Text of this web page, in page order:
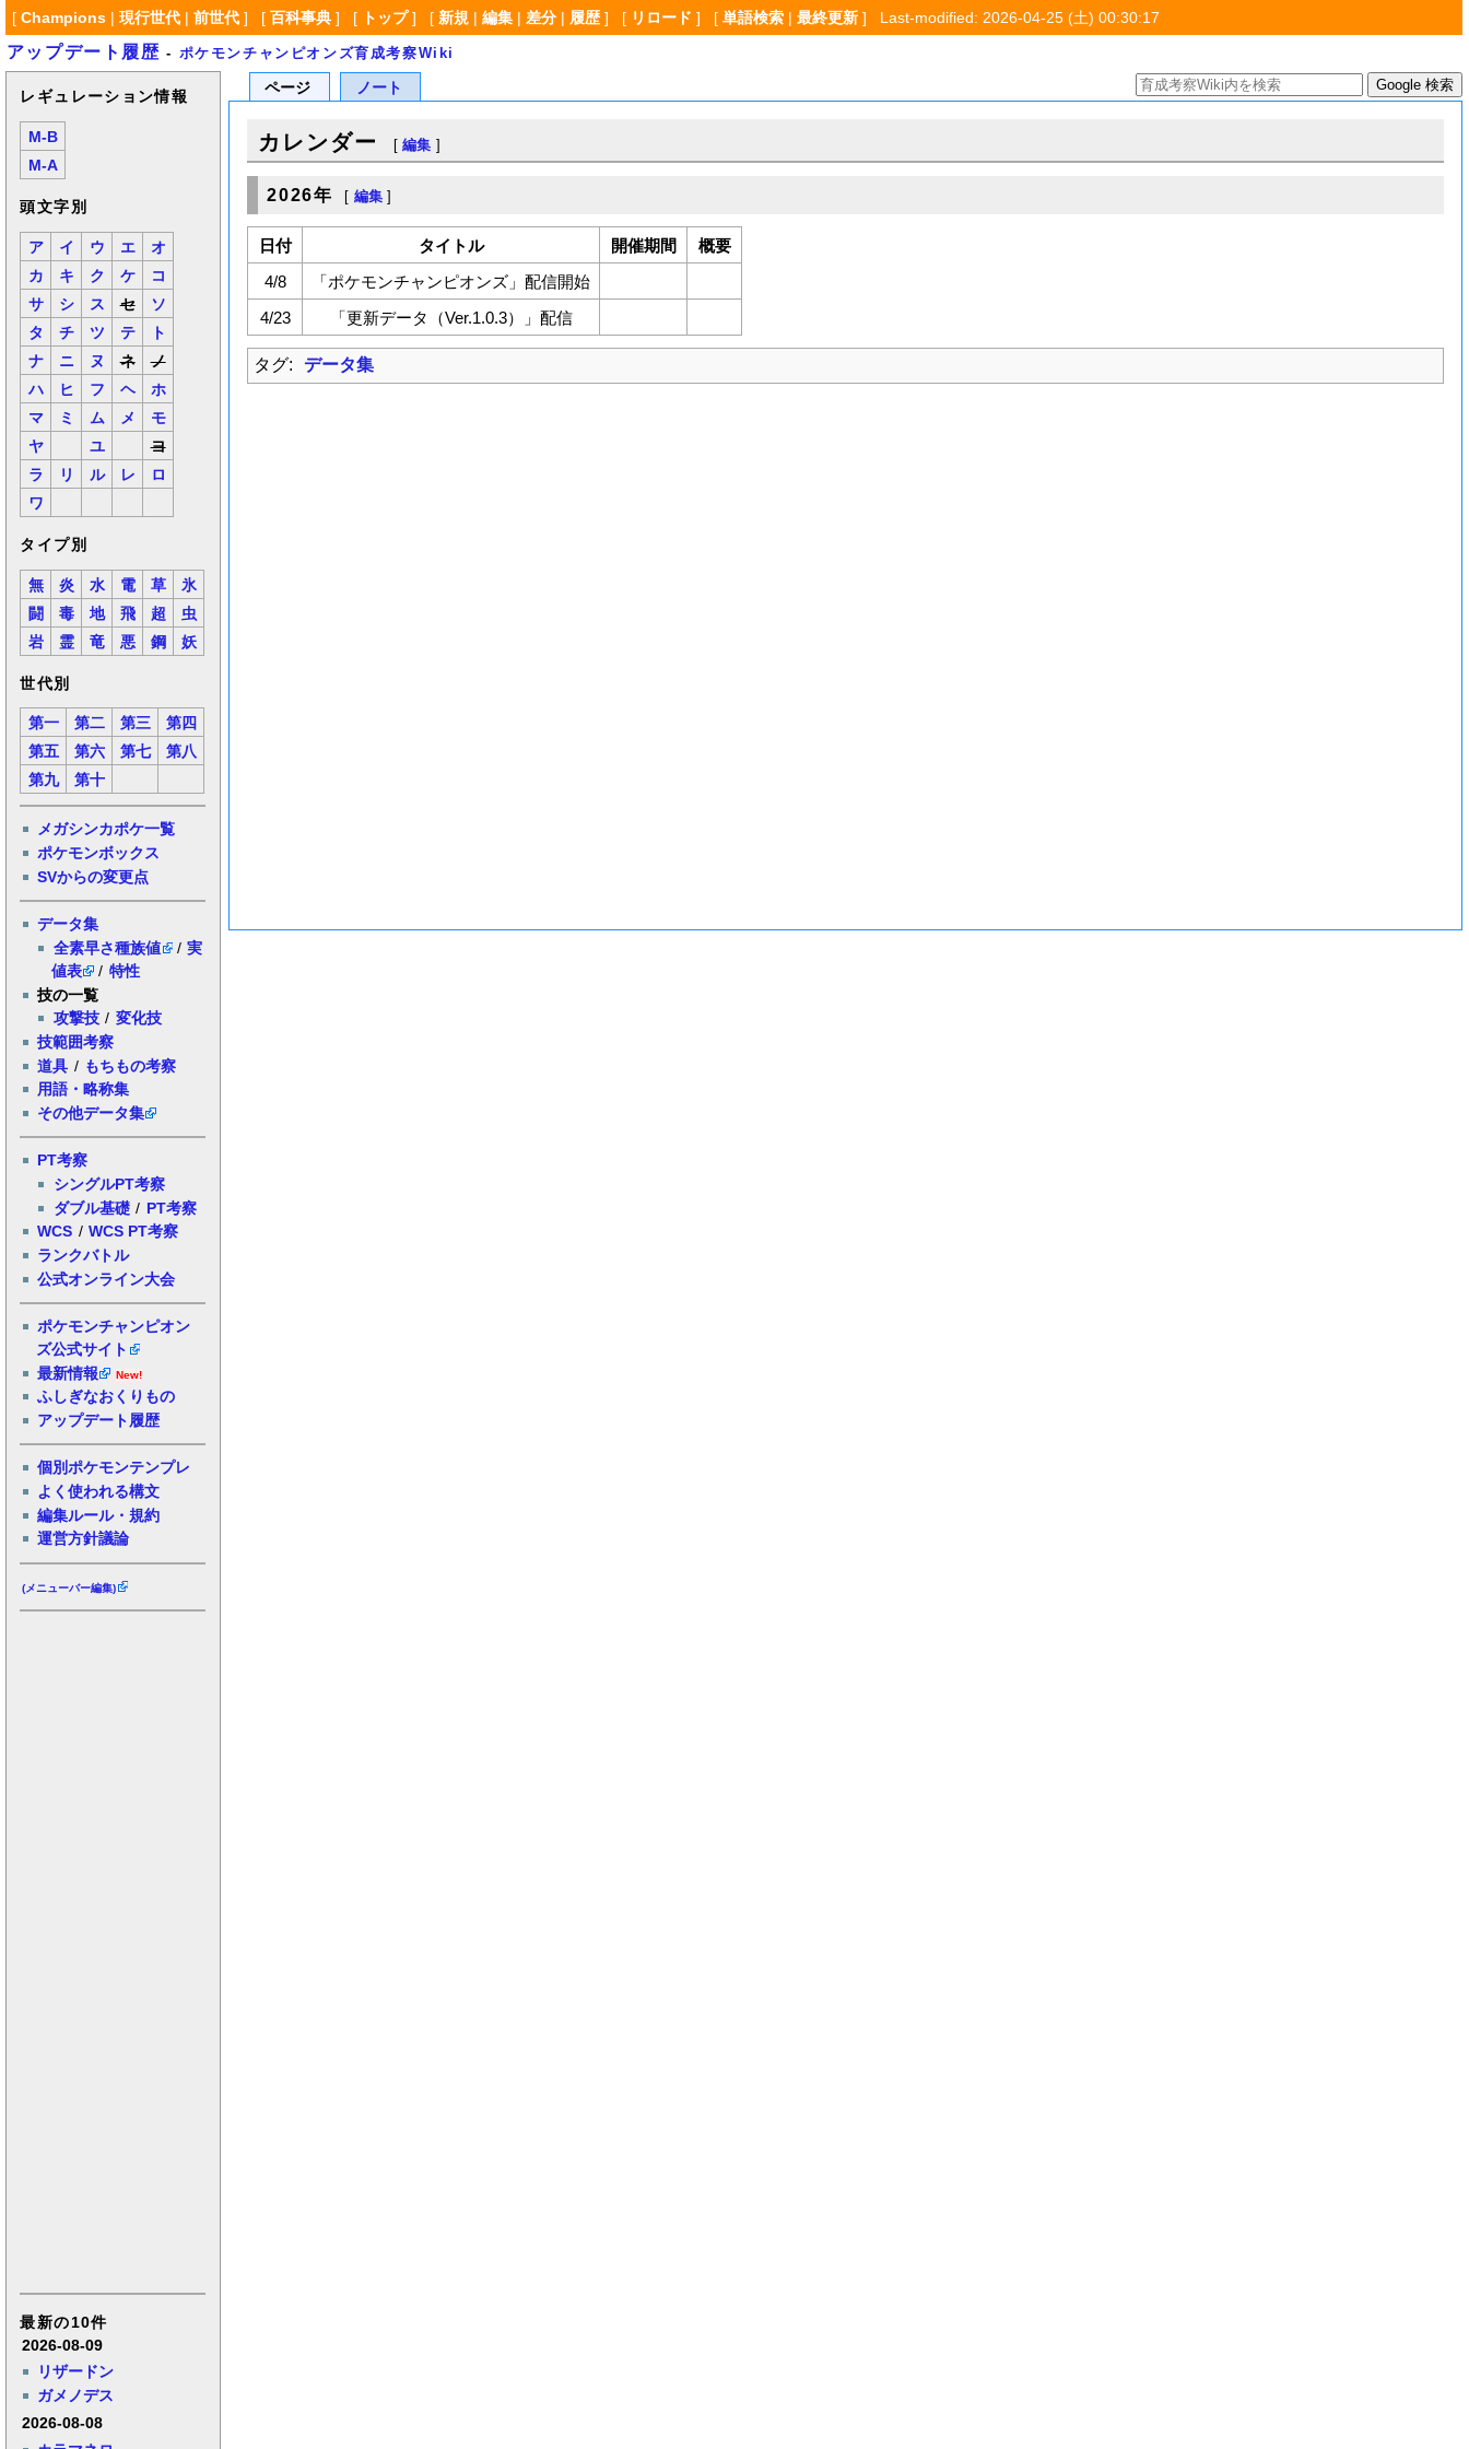
[ Champions| 現行世代| 前世代] [ 百科事典] [ トップ] [ 新規| 編集| 差分| 履歴] [ リロード ] [ 単語検索| 最終更新] Last-modified: 2026-04-25 (土) 00:30:17
アップデート履歴 - ポケモンチャンピオンズ育成考察Wiki
レギュレーション情報
M-B
M-A
頭文字別
ア イ ウ エ
オ
カ
キ ク ケ
コ
サ
シ ス セ
ソ
タ
チ ツ テ
ト
ナ
ニ ヌ ネ
ノ
ハ
ヒ フ ヘ
ホ
マ
ミ ム メ
モ
ヤ
ユ
ヨ
ラ
リ ル レ
ロ
ワ
タイプ別
無 炎 水 電 草
氷
闘
毒 地 飛 超
虫
岩
霊 竜 悪 鋼 妖
世代別
第一 第二 第三
第四
第五
第六 第七
第八
第九
第十
メガシンカポケ一覧
ポケモンボックス
SVからの変更点
データ集
全素早さ種族値
/ 実
値表
/ 特性
技の一覧
攻撃技 / 変化技
技範囲考察
道具 / もちもの考察
用語・略称集
その他データ集
PT考察
シングルPT考察
ダブル基礎 / PT考察
WCS / WCS PT考察
ランクバトル
公式オンライン大会
ポケモンチャンピオン
ズ公式サイト
最新情報
New!
ふしぎなおくりもの
アップデート履歴
個別ポケモンテンプレ
よく使われる構文
編集ルール・規約
運営方針議論
(メニューバー編集)
最新の10件
2026-08-09
リザードン
ガメノデス
2026-08-08
ページ ノート
カレンダー [ 編集 ]
2026年 [ 編集 ]
日付 タイトル 開催期間
概要
4/8
「ポケモンチャンピオンズ」配信開始
4/23
「更新データ（Ver.1.0.3）」配信
タグ: データ集